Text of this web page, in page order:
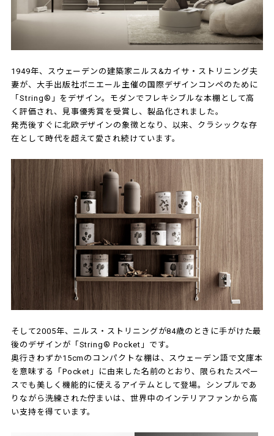
1949年、スウェーデンの建築家ニルス&カイサ・ストリニング夫
妻が、大手出版社ボニエール主催の国際デザインコンペのために
「String®」をデザイン。モダンでフレキシブルな本棚として高
く評価され、見事優秀賞を受賞し、製品化されました。
発売後すぐに北欧デザインの象徴となり、以来、クラシックな存
在として時代を超えて愛され続けています。
そして2005年、ニルス・ストリニングが84歳のときに手がけた最
後のデザインが「String® Pocket」です。
奥行きわずか15cmのコンパクトな棚は、スウェーデン語で文庫本
を意味する「Pocket」に由来した名前のとおり、限られたスペー
スでも美しく機能的に使えるアイテムとして登場。シンプルであ
りながら洗練された佇まいは、世界中のインテリアファンから高
い支持を得ています。